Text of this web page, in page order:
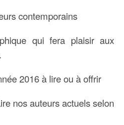
contemporains
qui fera plaisir aux
2016 à lire ou à offrir
nos auteurs actuels selon